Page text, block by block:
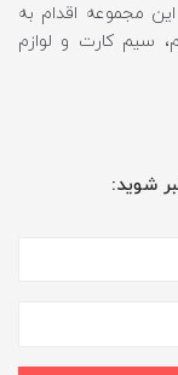
مجموعه اقدام به
سیم کارت و لوازم
شوید: